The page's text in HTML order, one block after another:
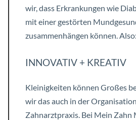
wir, dass Erkrankungen wie
mit einer gestörten
zusammenhängen können.
INNOVATIV + KREATIV
Kleinigkeiten können Großes
wir das auch in der
Zahnarztpraxis. Bei Mein Zahn